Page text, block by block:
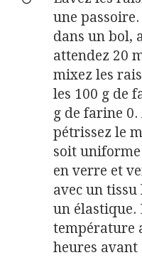
une
dans un bol,
attendez 20
mixez les
les 100 g de
g de farine 0.
pétrissez le
soit
en verre et
avec un
un élastique.
température
heures